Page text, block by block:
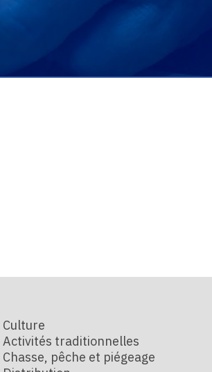
Culture
Activités traditionnelles
Chasse, pêche et piégeage